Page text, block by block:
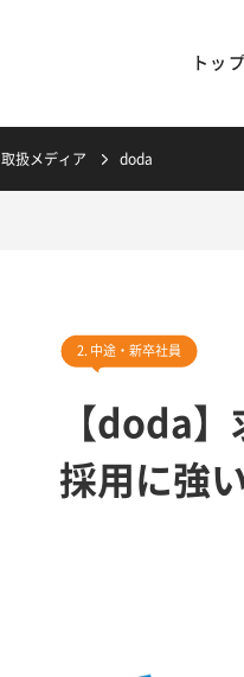
トップ
取扱メディア doda
2. 中途・新卒社員
【doda
採用に強